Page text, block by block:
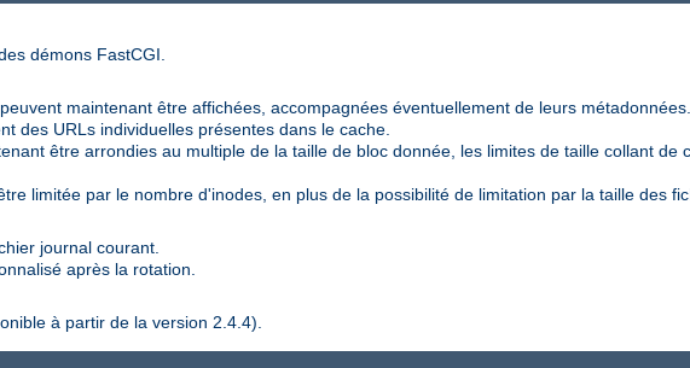
démons FastCGI.
maintenant être affichées, accompagnées éventuellement de leurs métadonnées.
des URLs individuelles présentes dans le cache.
être arrondies au multiple de la taille de bloc donnée, les limites de taille collant de
limitée par le nombre d'inodes, en plus de la possibilité de limitation par la taille des
journal courant.
après la rotation.
à partir de la version 2.4.4).